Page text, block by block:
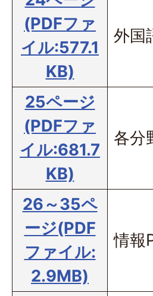
(PDFファ
イル:577.1
KB)
外国
25ページ
(PDFファ
イル:681.7
KB)
各分
26～35ペ
ージ(PDF
ファイル:
2.9MB)
情報